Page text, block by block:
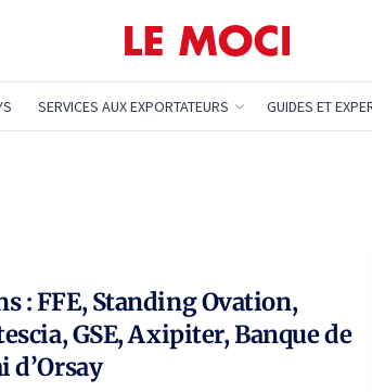
SERVICES AUX EXPORTATEURS GUIDES ET
: FFE, Standing Ovation,
GSE, Axipiter, Banque de
d’Orsay